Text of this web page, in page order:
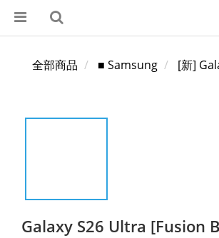
全部商品 ■ Samsung [新]
Galaxy S26 Ultra [Fusion